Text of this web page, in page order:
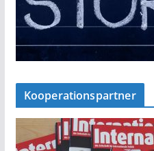
Kooperationspartner